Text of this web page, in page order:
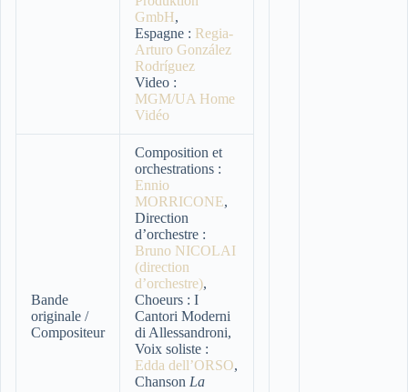
GmbH,
Espagne : Regia-
Arturo González
Rodríguez
Video :
MGM/UA Home
Vidéo
Bande
originale /
Compositeur
Composition et
orchestrations :
Ennio
MORRICONE,
Direction
d’orchestre :
Bruno NICOLAI
(direction
d’orchestre),
Choeurs : I
Cantori Moderni
di Allessandroni,
Voix soliste :
Edda dell’ORSO,
Chanson La